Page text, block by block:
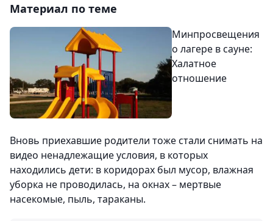
Материал по теме
Минпросвещения
о лагере в сауне:
Халатное
отношение
Вновь приехавшие родители тоже стали снимать на
видео ненадлежащие условия, в которых
находились дети: в коридорах был мусор, влажная
уборка не проводилась, на окнах – мертвые
насекомые, пыль, тараканы.